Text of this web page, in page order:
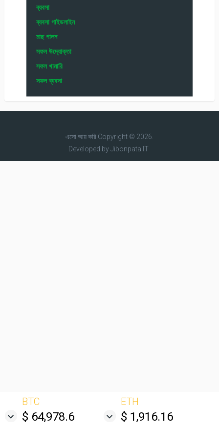
ব্যবসা
ব্যবসা গাইডলাইন
মাছ পালন
সফল উদ্যোক্তা
সফল খামারি
সফল ব্যবসা
এসো আয় করিCopyright © 2026.
Developed byJibonpata IT
BTC
$ 64,978.6
ETH
$ 1,916.16